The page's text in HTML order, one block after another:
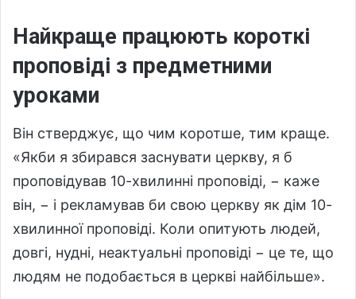
Найкраще працюють короткі
проповіді з предметними
уроками
Він стверджує, що чим коротше, тим краще.
«Якби я збирався заснувати церкву, я б
проповідував 10-хвилинні проповіді, − каже
він, − і рекламував би свою церкву як дім 10-
хвилинної проповіді. Коли опитують людей,
довгі, нудні, неактуальні проповіді − це те, що
людям не подобається в церкві найбільше».